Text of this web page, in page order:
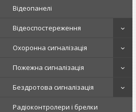
Відеопанелі
Відеоспостереження
Охоронна сигналізація
Пожежна сигналізація
Бездротова сигналізація
Радіоконтролери і брелки